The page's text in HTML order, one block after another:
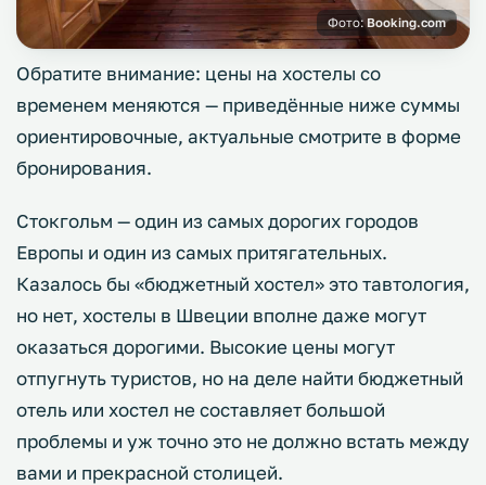
Фото:Booking.com
Обратите внимание: цены на хостелы со
временем меняются — приведённые ниже суммы
ориентировочные, актуальные смотрите в форме
бронирования.
Стокгольм — один из самых дорогих городов
Европы и один из самых притягательных.
Казалось бы «бюджетный хостел» это тавтология,
но нет, хостелы в Швеции вполне даже могут
оказаться дорогими. Высокие цены могут
отпугнуть туристов, но на деле найти бюджетный
отель или хостел не составляет большой
проблемы и уж точно это не должно встать между
вами и прекрасной столицей.